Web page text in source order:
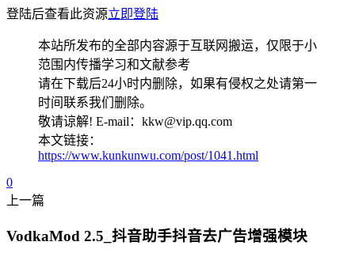
登陆后查看此资源立即登陆
本站所发布的全部内容源于互联网搬运，仅限于小
范围内传播学习和文献参考
请在下载后24小时内删除，如果有侵权之处请第一
时间联系我们删除。
敬请谅解! E-mail：kkw@vip.qq.com
本文链接：
https://www.kunkunwu.com/post/1041.html
0
上一篇
VodkaMod 2.5_抖音助手抖音去广告增强模块